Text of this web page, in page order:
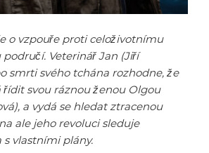
o vzpouře proti celoživotnímu
Veterinář Jan (Jiří
smrti svého tchána rozhodne, že
řídit svou ráznou ženou Olgou
a vydá se hledat ztracenou
ale jeho revoluci sleduje
vlastními plány.